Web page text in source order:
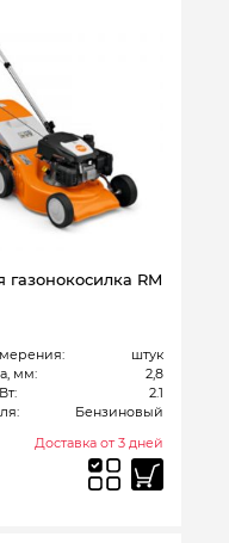
газонокосилка RM
штук
мм:
2,8
2.1
Бензиновый
Доставка от 3 дней